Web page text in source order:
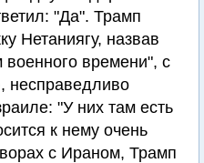
"Да". Трамп
Нетаниягу, назвав
времени", с
несправедливо
"У них там есть
к нему очень
с Ираном, Трамп